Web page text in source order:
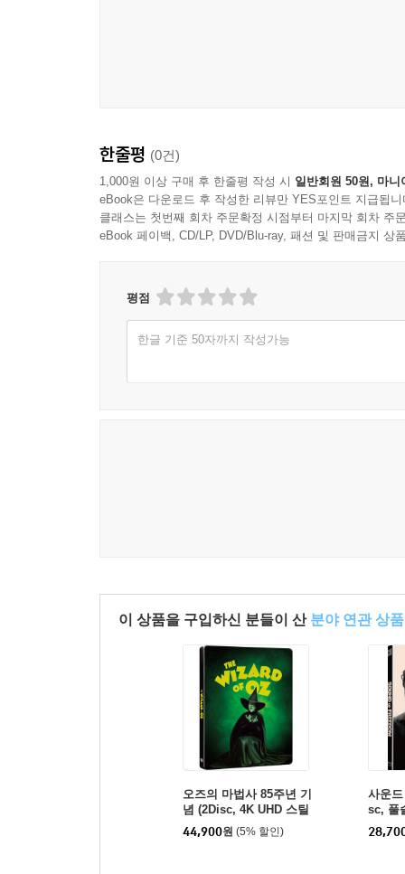
한줄평 (0건)
1,000원 이상 구매 후 한줄평 작성 시 일반회원 50원, 마니
eBook은 다운로드 후 작성한 리뷰만 YES포인트 지급됩니
클래스는 첫번째 회차 주문확정 시점부터 마지막 회차 주
eBook 페이백, CD/LP, DVD/Blu-ray, 패션 및 판매금지 상
평점
한글 기준 50자까지 작성가능
이 상품을 구입하신 분들이 산 분야 연관 상품
오즈의 마법사 85주년 기
념 (2Disc, 4K UHD 스틸
북 한정수량) : 블루레이
44,900원 (5% 할인)
사운
sc, 풀
판) :